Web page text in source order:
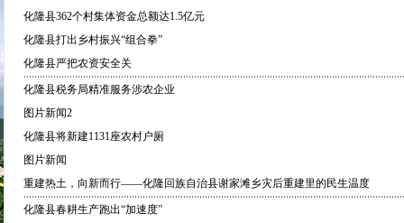
化隆县362个村集体资金总额达1.5亿元
化隆县打出乡村振兴“组合拳”
化隆县严把农资安全关
化隆县税务局精准服务涉农企业
图片新闻2
化隆县将新建1131座农村户厕
图片新闻
重建热土，向新而行——化隆回族自治县谢家滩乡灾后重建里的民生温度
化隆县春耕生产跑出“加速度”